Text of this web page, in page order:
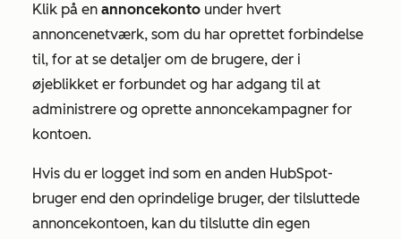
Klik på en annoncekonto under hvert
annoncenetværk, som du har oprettet forbindelse
til, for at se detaljer om de brugere, der i
øjeblikket er forbundet og har adgang til at
administrere og oprette annoncekampagner for
kontoen.
Hvis du er logget ind som en anden HubSpot-
bruger end den oprindelige bruger, der tilsluttede
annoncekontoen, kan du tilslutte din egen